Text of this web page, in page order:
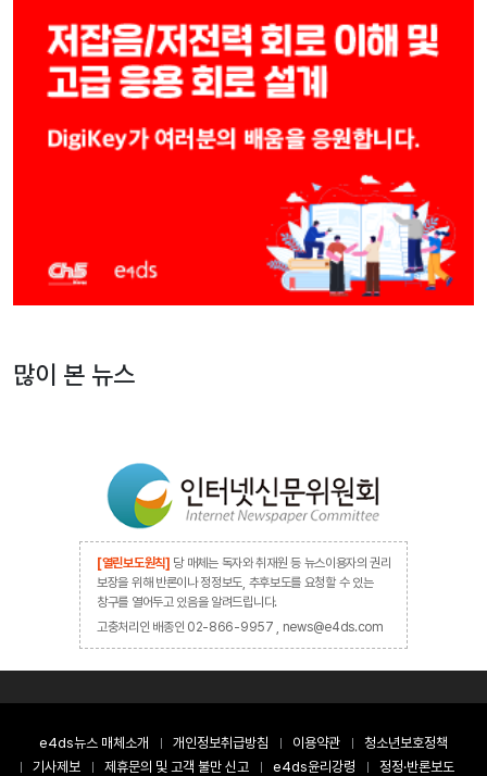
많이 본 뉴스
[열린보도원칙] 당 매체는 독자와 취재원 등 뉴스이용자의 권리
보장을 위해 반론이나 정정보도, 추후보도를 요청할 수 있는
창구를 열어두고 있음을 알려드립니다.
고충처리인 배종인 02-866-9957 , news@e4ds.com
e4ds뉴스 매체소개 개인정보취급방침 이용약관
청소년보호정책
기사제보
제휴문의 및 고객 불만 신고 e4ds윤리강령 정정·반론보도